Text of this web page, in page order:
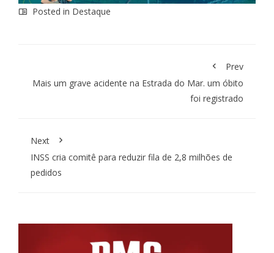
Posted in Destaque
Prev
Mais um grave acidente na Estrada do Mar. um óbito
foi registrado
Next
INSS cria comitê para reduzir fila de 2,8 milhões de
pedidos